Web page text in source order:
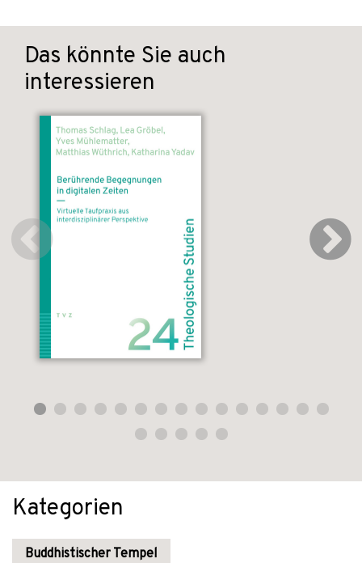
Das könnte Sie auch
interessieren
Kategorien
Buddhistischer Tempel